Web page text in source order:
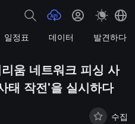
일정표 데이터 발견하다
움 네트워크 피싱 사
태 작전'을 실시하다
수집